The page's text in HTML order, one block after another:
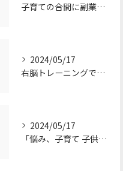
子育ての合間に副業コーチングで収入アップ！右脳開発子育てコーチングビジネスの可能性とは？
2024/05/17
右脳トレーニングで視覚的センスを磨こう！
2024/05/17
「悩み、子育て 子供の発達」を解決する右脳開発子育てコーチングビジネス業界の魅力とは？